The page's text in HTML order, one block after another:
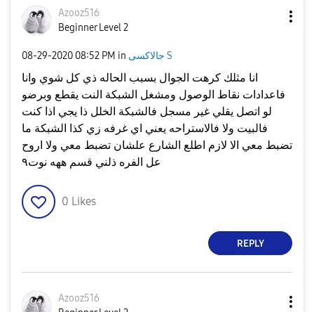
Azooz516
Beginner Level 2
‎08-29-2020 08:52 PM in جالاكسى S
انا مثلك كرهت الجوال بسبب الحاله ذي كل شوي وانا
فاعدادات نقاط الوصول ومشغل الشبكة النت يقطع وبرضو
لو اتصل يقلي غير مسجل فالشبكة الخلل ذا يجي اذا كنت
فالبيت ولا فالاستراحه يعني اي غرفه زي كذا الشبكة ما
تضبط معي الا لازم اطلع الشارع علشان تضبط معي ولا اروح
عل الفره ذلني قسم ههه نوت٩
0 Likes
REPLY
Azooz516